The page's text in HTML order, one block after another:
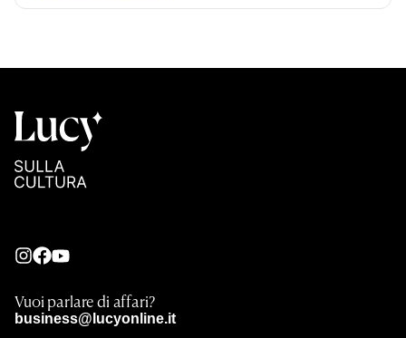
Vuoi parlare di affari?
business@lucyonline.it